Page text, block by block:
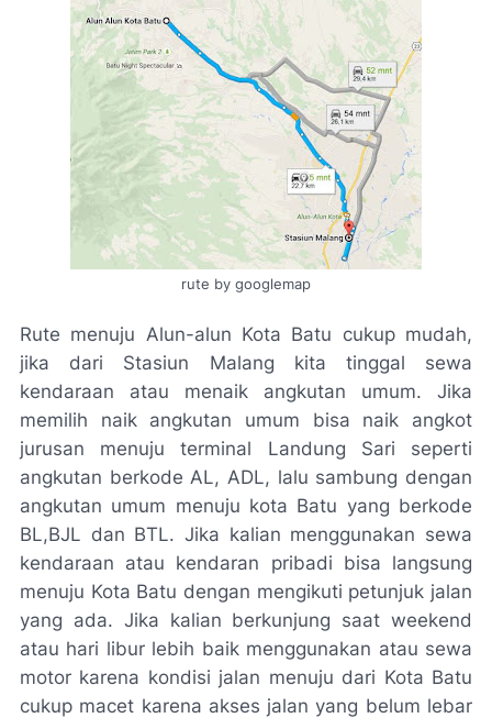
rute by googlemap
Rute menuju Alun-alun Kota Batu cukup mudah,
jika dari Stasiun Malang kita tinggal sewa
kendaraan atau menaik angkutan umum. Jika
memilih naik angkutan umum bisa naik angkot
jurusan menuju terminal Landung Sari seperti
angkutan berkode AL, ADL, lalu sambung dengan
angkutan umum menuju kota Batu yang berkode
BL,BJL dan BTL. Jika kalian menggunakan sewa
kendaraan atau kendaran pribadi bisa langsung
menuju Kota Batu dengan mengikuti petunjuk jalan
yang ada. Jika kalian berkunjung saat weekend
atau hari libur lebih baik menggunakan atau sewa
motor karena kondisi jalan menuju dari Kota Batu
cukup macet karena akses jalan yang belum lebar